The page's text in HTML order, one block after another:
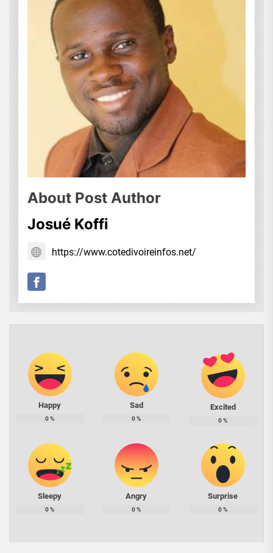
About Post Author
Josué Koffi
https://www.cotedivoireinfos.net/
Happy
0%
Sad
0%
Excited
0%
Sleepy
0%
Angry
0%
Surprise
0%